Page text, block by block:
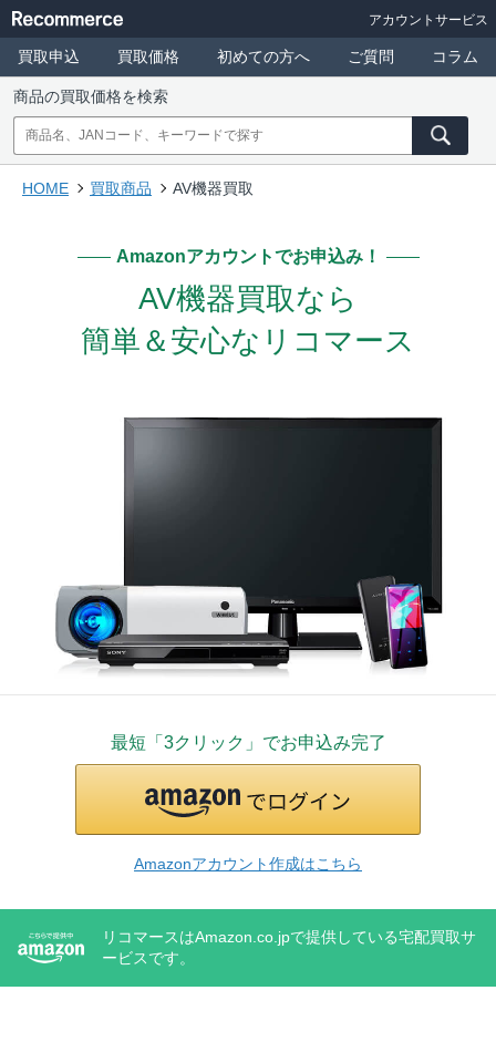
アカウントサービス
買取申込 買取価格 初めての方へ ご質問 コラム
商品の買取価格を検索
HOME 買取商品 AV機器買取
Amazonアカウントでお申込み！
AV機器買取なら
簡単＆安心なリコマース
最短「3クリック」でお申込み完了
Amazonアカウント作成はこちら
リコマースはAmazon.co.jpで提供している宅配買取サ
ービスです。